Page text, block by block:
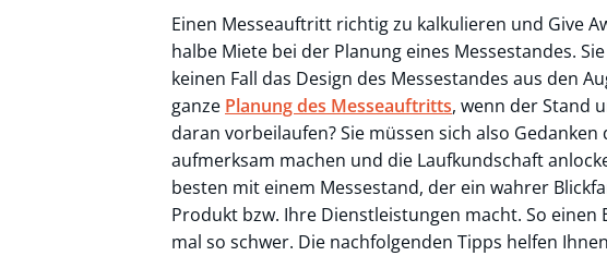
Einen Messeauftritt richtig zu kalkulieren und Give
halbe Miete bei der Planung eines Messestandes.
keinen Fall das Design des Messestandes aus den
ganze Planung des Messeauftritts, wenn der Stand
daran vorbeilaufen? Sie müssen sich also
aufmerksam machen und die Laufkundschaft
besten mit einem Messestand, der ein wahrer
Produkt bzw. Ihre Dienstleistungen macht. So
mal so schwer. Die nachfolgenden Tipps helfen